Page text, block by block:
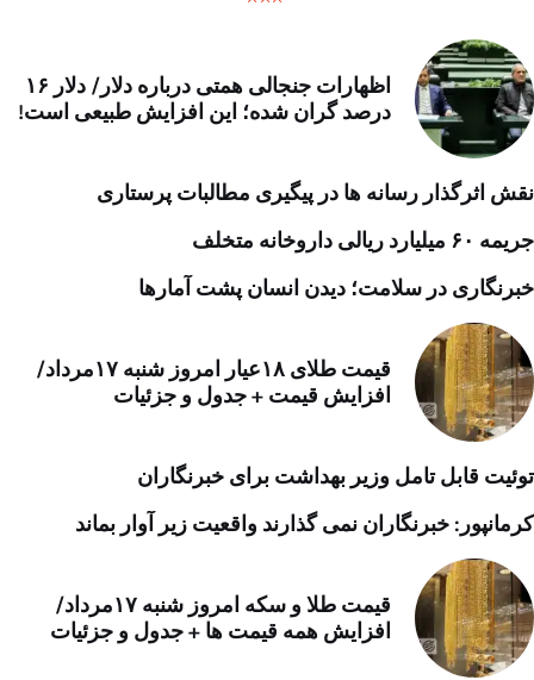
اظهارات جنجالی همتی درباره دلار/ دلار ۱۶
درصد گران شده؛ این افزایش طبیعی است!
نقش اثرگذار رسانه ها در پیگیری مطالبات پرستاری
جریمه ۶۰ میلیارد ریالی داروخانه متخلف
خبرنگاری در سلامت؛ دیدن انسان پشت آمارها
قیمت طلای ۱۸عیار امروز شنبه ۱۷مرداد/
افزایش قیمت + جدول و جزئیات
توئیت قابل تامل وزیر بهداشت برای خبرنگاران
کرمانپور: خبرنگاران نمی گذارند واقعیت زیر آوار بماند
قیمت طلا و سکه امروز شنبه ۱۷مرداد/
افزایش همه قیمت ها + جدول و جزئیات